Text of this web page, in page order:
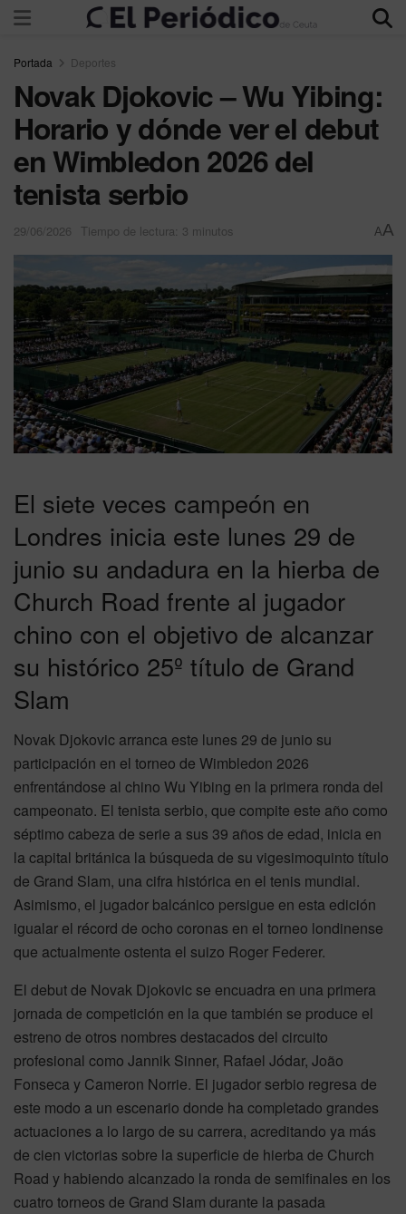
Portada Deportes
Novak Djokovic – Wu Yibing:
Horario y dónde ver el debut
en Wimbledon 2026 del
tenista serbio
29/06/2026 Tiempo de lectura: 3 minutos AA
El siete veces campeón en
Londres inicia este lunes 29 de
junio su andadura en la hierba de
Church Road frente al jugador
chino con el objetivo de alcanzar
su histórico 25º título de Grand
Slam
Novak Djokovic arranca este lunes 29 de junio su
participación en el torneo de Wimbledon 2026
enfrentándose al chino Wu Yibing en la primera ronda del
campeonato. El tenista serbio, que compite este año como
séptimo cabeza de serie a sus 39 años de edad, inicia en
la capital británica la búsqueda de su vigesimoquinto título
de Grand Slam, una cifra histórica en el tenis mundial.
Asimismo, el jugador balcánico persigue en esta edición
igualar el récord de ocho coronas en el torneo londinense
que actualmente ostenta el suizo Roger Federer.
El debut de Novak Djokovic se encuadra en una primera
jornada de competición en la que también se produce el
estreno de otros nombres destacados del circuito
profesional como Jannik Sinner, Rafael Jódar, João
Fonseca y Cameron Norrie. El jugador serbio regresa de
este modo a un escenario donde ha completado grandes
actuaciones a lo largo de su carrera, acreditando ya más
de cien victorias sobre la superficie de hierba de Church
Road y habiendo alcanzado la ronda de semifinales en los
cuatro torneos de Grand Slam durante la pasada